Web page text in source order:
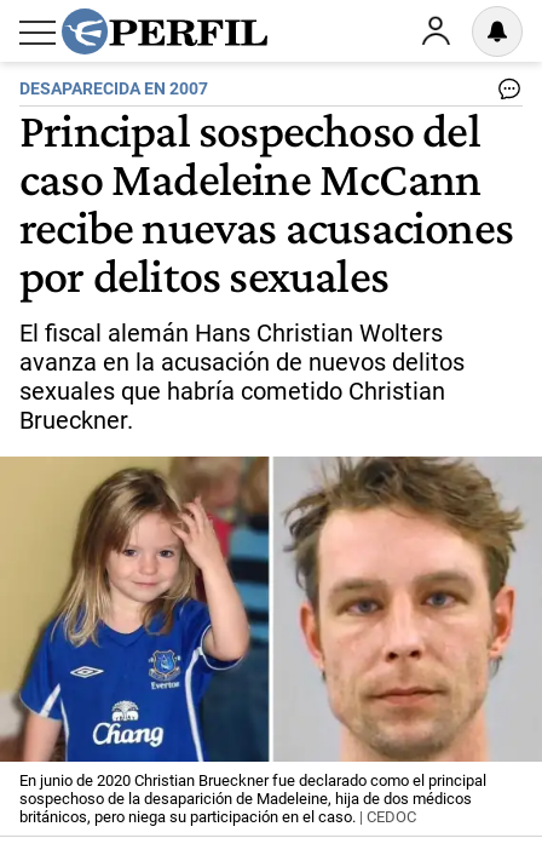
DESAPARECIDA EN 2007
Principal sospechoso del
caso Madeleine McCann
recibe nuevas acusaciones
por delitos sexuales
El fiscal alemán Hans Christian Wolters
avanza en la acusación de nuevos delitos
sexuales que habría cometido Christian
Brueckner.
En junio de 2020 Christian Brueckner fue declarado como el principal
sospechoso de la desaparición de Madeleine, hija de dos médicos
británicos, pero niega su participación en el caso. | CEDOC